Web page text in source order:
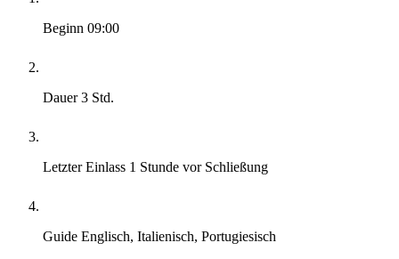
Beginn 09:00
Dauer3 Std.
Letzter Einlass 1 Stunde vor Schließung
Guide Englisch, Italienisch, Portugiesisch